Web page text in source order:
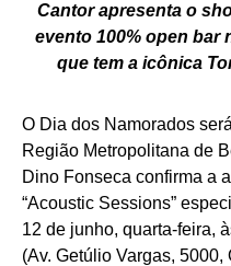
Cantor apresenta o
evento 100% open bar
que tem a icônica
O Dia dos Namorados
Região Metropolitana de
Dino Fonseca confirma a
“Acoustic Sessions”
12 de junho, quarta-feira,
(Av. Getúlio Vargas,